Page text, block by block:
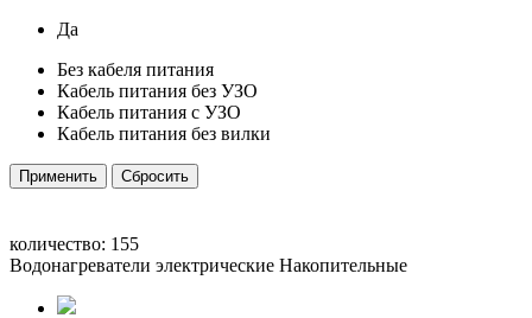
Да
Без кабеля питания
Кабель питания без УЗО
Кабель питания с УЗО
Кабель питания без вилки
количество: 155
Водонагреватели электрические Накопительные